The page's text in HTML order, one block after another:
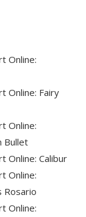
Online:
Online: Fairy
Online:
Bullet
Online: Calibur
Online:
Rosario
Online: